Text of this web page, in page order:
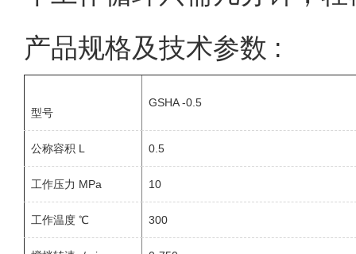
产品规格及技术参数 :
型号
GSHA -0.5
公称容积 L 0.5
工作压力 MPa 10
工作温度 ℃ 300